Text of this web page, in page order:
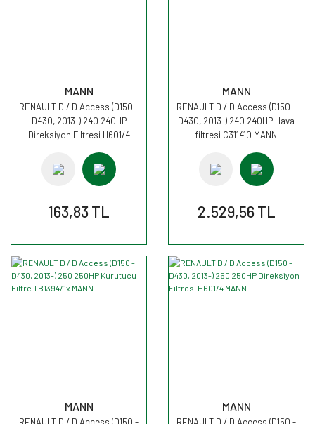
MANN
RENAULT D / D Access (D150 -
D430, 2013-) 240 240HP
Direksiyon Filtresi H601/4
163,83 TL
MANN
RENAULT D / D Access (D150 -
D430, 2013-) 240 240HP Hava
filtresi C311410 MANN
2.529,56 TL
MANN MANN